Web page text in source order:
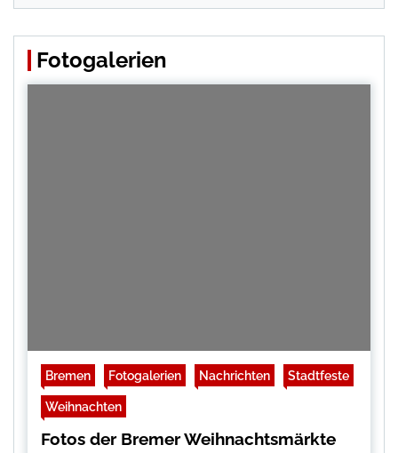
Fotogalerien
Bremen Fotogalerien Nachrichten Stadtfeste
Weihnachten
Fotos der Bremer Weihnachtsmärkte